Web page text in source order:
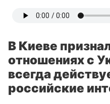
В Киеве
отношениях с
всегда
российские